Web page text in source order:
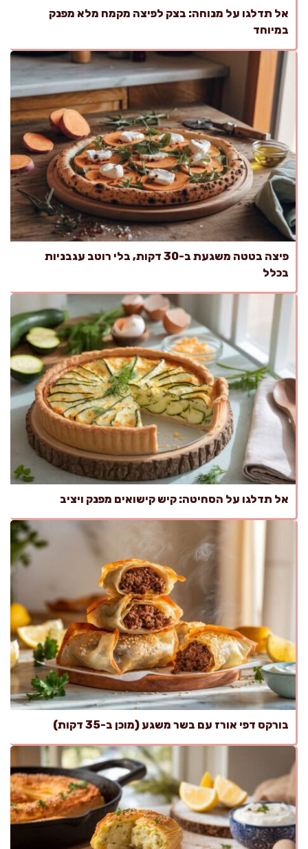
אל תדלגו על מנוחה: בצק לפיצה מקמח מלא מפנק
במיוחד
פיצה בטטה משגעת ב-30 דקות, בלי רוטב עגבניות
בכלל
אל תדלגו על הסחיטה: קיש קישואים מפנק ויציב
בורקס דפי אורז עם בשר משגע (מוכן ב-35 דקות)